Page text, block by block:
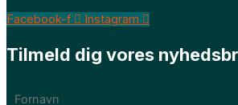
Facebook-f Instagram
Tilmeld dig vores